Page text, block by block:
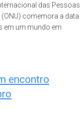
das Pessoas
comemora a data
em um mundo em
encontro